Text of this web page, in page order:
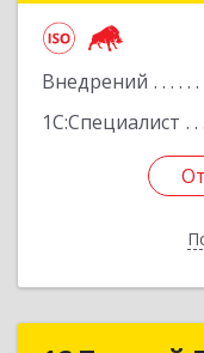
Внедрений
1С:Специалист